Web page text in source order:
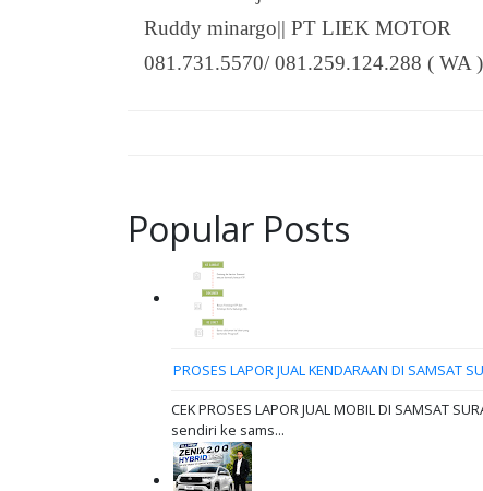
Ruddy minargo|| PT LIEK MOTOR
081.731.5570/ 081.259.124.288 ( WA )
Popular Posts
PROSES LAPOR JUAL KENDARAAN DI SAMSAT
CEK PROSES LAPOR JUAL MOBIL DI SAMSAT
sendiri ke sams...